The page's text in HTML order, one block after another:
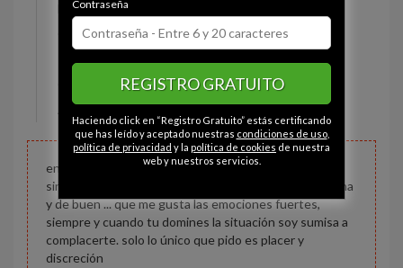
Estado civil:
Ojos: Marrón
Constitución: Rellena
Altura: 155 cm
en busca de una aventura discreta sin compromisos y
sin malos rollos, pido discreción, soy una gordita tetona
y de buen ... que me gusta las emociones fuertes,
siempre y cuando tu domines la situación soy sumisa a
complacerte. solo lo único que pido es placer y
discreción
Contraseña
REGISTRO GRATUITO
Haciendo click en “Registro Gratuito” estás certificando
que has leído y aceptado nuestras condiciones de uso,
política de privacidad y la política de cookies de nuestra
web y nuestros servicios.